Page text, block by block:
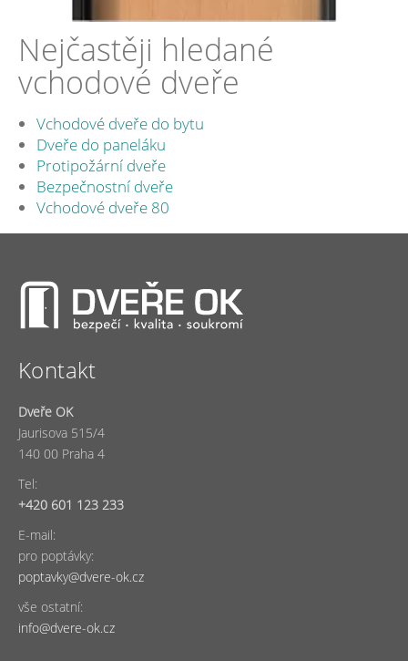
Nejčastěji hledané
vchodové dveře
Vchodové dveře do bytu
Dveře do paneláku
Protipožární dveře
Bezpečnostní dveře
Vchodové dveře 80
Kontakt
Dveře OK
Jaurisova 515/4
140 00 Praha 4
Tel:
+420 601 123 233
E-mail:
pro poptávky:
poptavky@dvere-ok.cz
vše ostatní:
info@dvere-ok.cz